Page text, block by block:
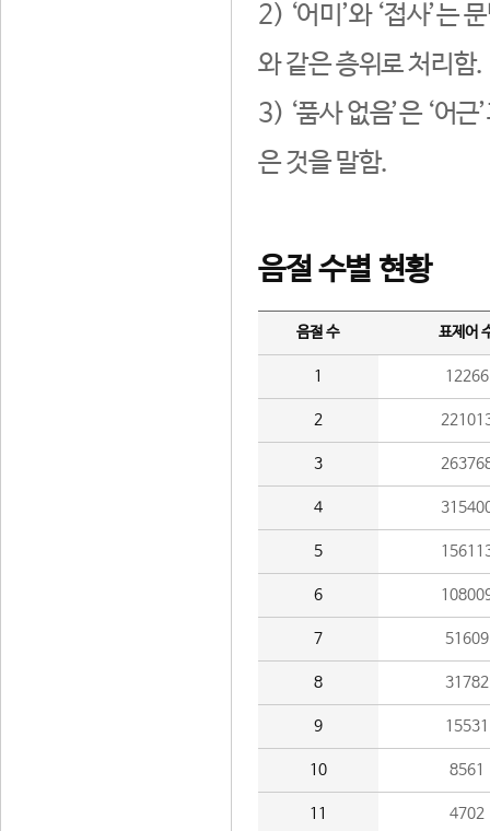
2) ‘어미’와 ‘접사’는
와 같은 층위로 처리함.
3) ‘품사 없음’은 ‘어
은 것을 말함.
음절 수별 현황
음절 수 표제어
1 12266
2
3
4
5
6
7 51609
8 31782
9 15531
10 8561
11 4702